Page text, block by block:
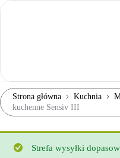
Strona główna Kuchnia
kuchenne Sensiv III
Strefa wysyłki